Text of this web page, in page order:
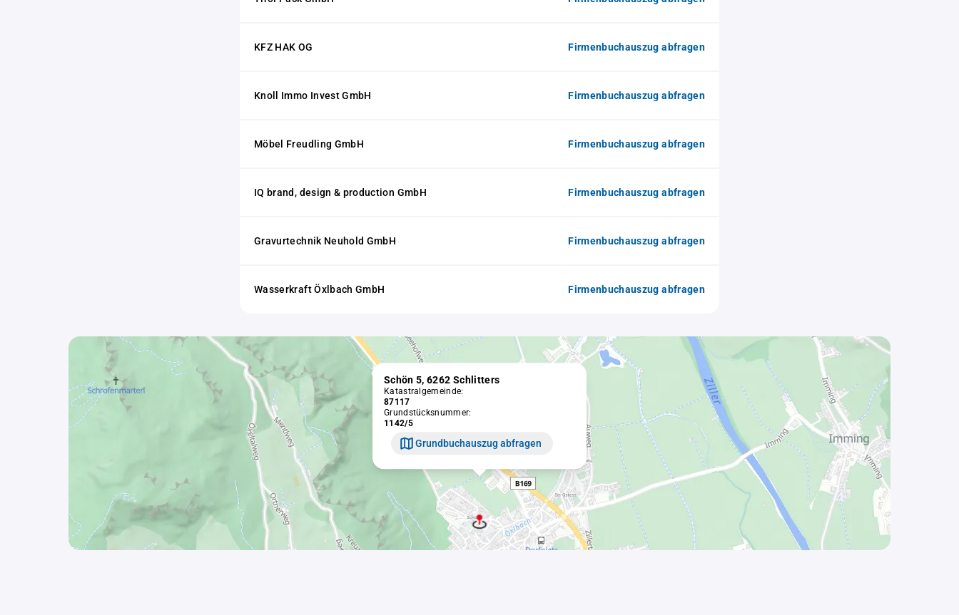
KFZ HAK OG Firmenbuchauszug abfragen
Knoll Immo Invest GmbH Firmenbuchauszug abfragen
Möbel Freudling GmbH Firmenbuchauszug abfragen
IQ brand, design & production GmbH Firmenbuchauszug abfragen
Gravurtechnik Neuhold GmbH Firmenbuchauszug abfragen
Wasserkraft Öxlbach GmbH Firmenbuchauszug abfragen
Schön 5, 6262 Schlitters
Katastralgemeinde:
87117
Grundstücksnummer:
1142/5
Grundbuchauszug abfragen